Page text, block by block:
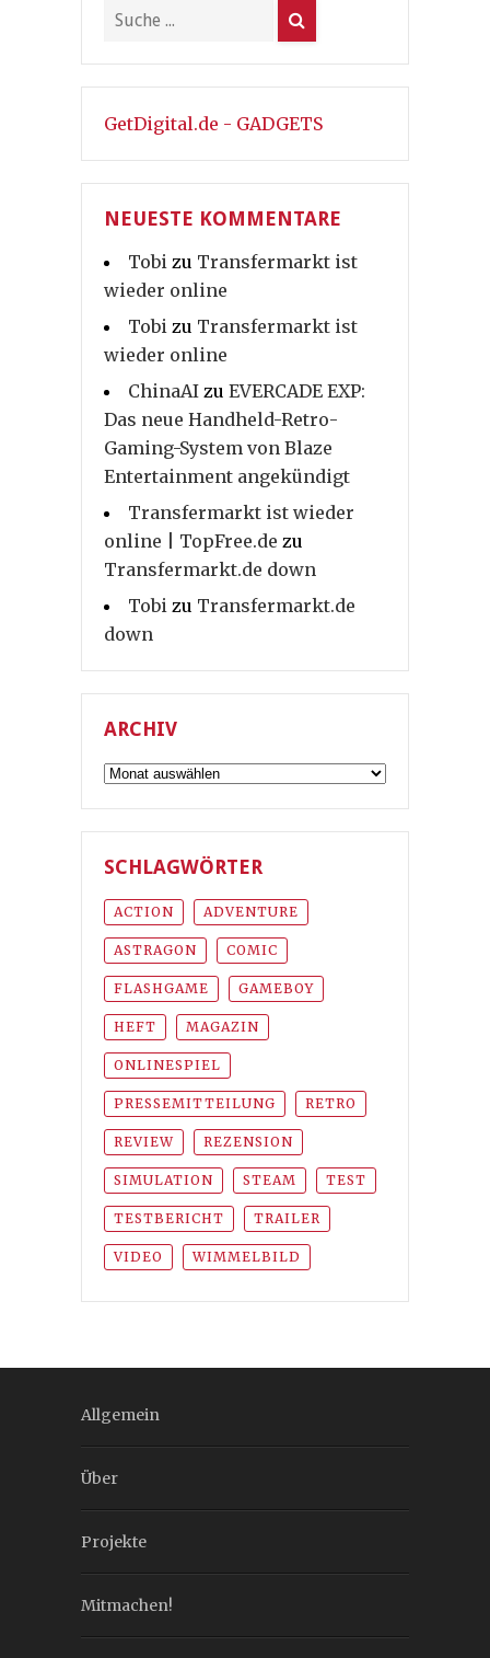
GetDigital.de - GADGETS
NEUESTE KOMMENTARE
Tobi zu Transfermarkt ist
wieder online
Tobi zu Transfermarkt ist
wieder online
ChinaAI zu EVERCADE EXP:
Das neue Handheld-Retro-
Gaming-System von Blaze
Entertainment angekündigt
Transfermarkt ist wieder
online | TopFree.de zu
Transfermarkt.de down
Tobi zu Transfermarkt.de
down
ARCHIV
Archiv
SCHLAGWÖRTER
ACTION ADVENTURE
ASTRAGON COMIC
FLASHGAME GAMEBOY
HEFT MAGAZIN
ONLINESPIEL
PRESSEMITTEILUNG RETRO
REVIEW REZENSION
SIMULATION STEAM TEST
TESTBERICHT TRAILER
VIDEO WIMMELBILD
Allgemein
Über
Projekte
Mitmachen!